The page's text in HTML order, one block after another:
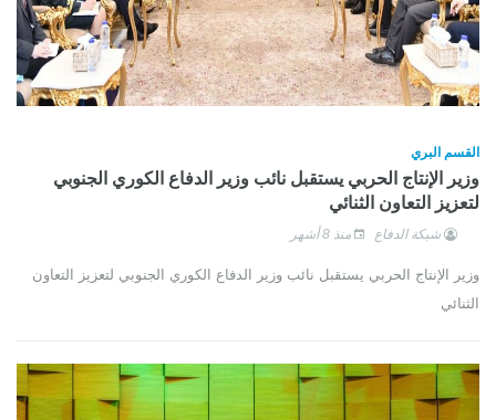
القسم البري
وزير الإنتاج الحربي يستقبل نائب وزير الدفاع الكوري الجنوبي
لتعزيز التعاون الثنائي
شبكة الدفاع منذ 8 أشهر
وزير الإنتاج الحربي يستقبل نائب وزير الدفاع الكوري الجنوبي لتعزيز التعاون
الثنائي